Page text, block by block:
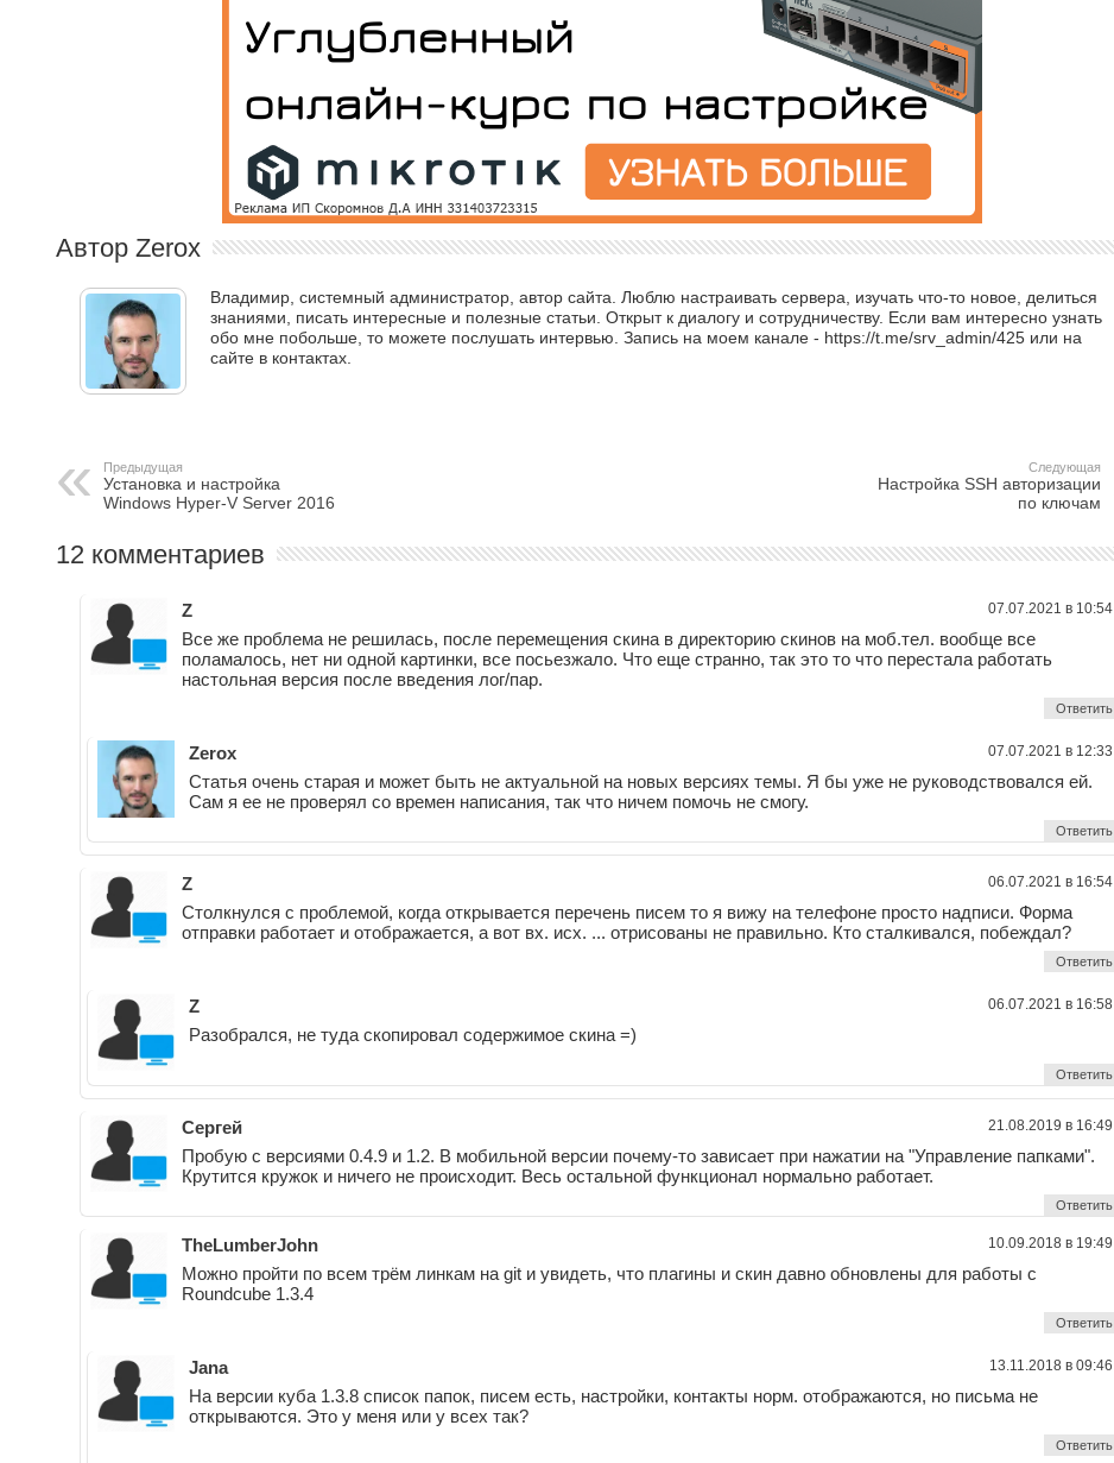
Автор Zerox
Владимир, системный администратор, автор сайта. Люблю настраивать сервера, изучать что-то новое, делиться
знаниями, писать интересные и полезные статьи. Открыт к диалогу и сотрудничеству. Если вам интересно узнать
обо мне побольше, то можете послушать интервью. Запись на моем канале - https://t.me/srv_admin/425 или на
сайте в контактах.
Предыдущая
Установка и настройка
Windows Hyper-V Server 2016
Следующая
Настройка SSH авторизации
по ключам
12 комментариев
Z 07.07.2021 в 10:54
Все же проблема не решилась, после перемещения скина в директорию скинов на моб.тел. вообще все
поламалось, нет ни одной картинки, все посьезжало. Что еще странно, так это то что перестала работать
настольная версия после введения лог/пар.
Ответить
Zerox 07.07.2021 в 12:33
Статья очень старая и может быть не актуальной на новых версиях темы. Я бы уже не руководствовался ей.
Сам я ее не проверял со времен написания, так что ничем помочь не смогу.
Ответить
Z 06.07.2021 в 16:54
Столкнулся с проблемой, когда открывается перечень писем то я вижу на телефоне просто надписи. Форма
отправки работает и отображается, а вот вх. исх. ... отрисованы не правильно. Кто сталкивался, побеждал?
Ответить
Z 06.07.2021 в 16:58
Разобрался, не туда скопировал содержимое скина =)
Ответить
Сергей 21.08.2019 в 16:49
Пробую с версиями 0.4.9 и 1.2. В мобильной версии почему-то зависает при нажатии на "Управление папками".
Крутится кружок и ничего не происходит. Весь остальной функционал нормально работает.
Ответить
TheLumberJohn 10.09.2018 в 19:49
Можно пройти по всем трём линкам на git и увидеть, что плагины и скин давно обновлены для работы с
Roundcube 1.3.4
Ответить
Jana 13.11.2018 в 09:46
На версии куба 1.3.8 список папок, писем есть, настройки, контакты норм. отображаются, но письма не
открываются. Это у меня или у всех так?
Ответить